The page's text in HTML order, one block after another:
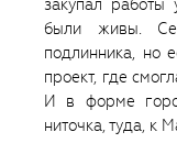
закупал
были живы.
подлинника, но
проект, где
И в форме
ниточка, туда, к